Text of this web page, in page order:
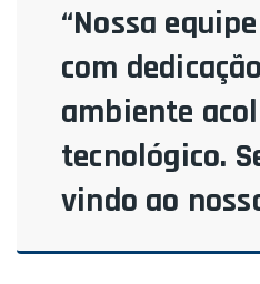
“Nossa
com
ambiente
tecnológico.
vindo ao